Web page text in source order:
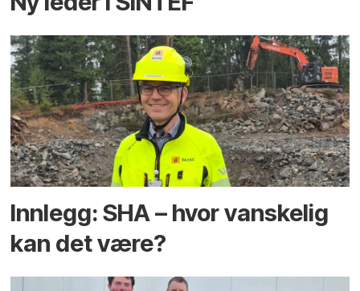
Innlegg: SHA – hvor vanskelig
kan det være?